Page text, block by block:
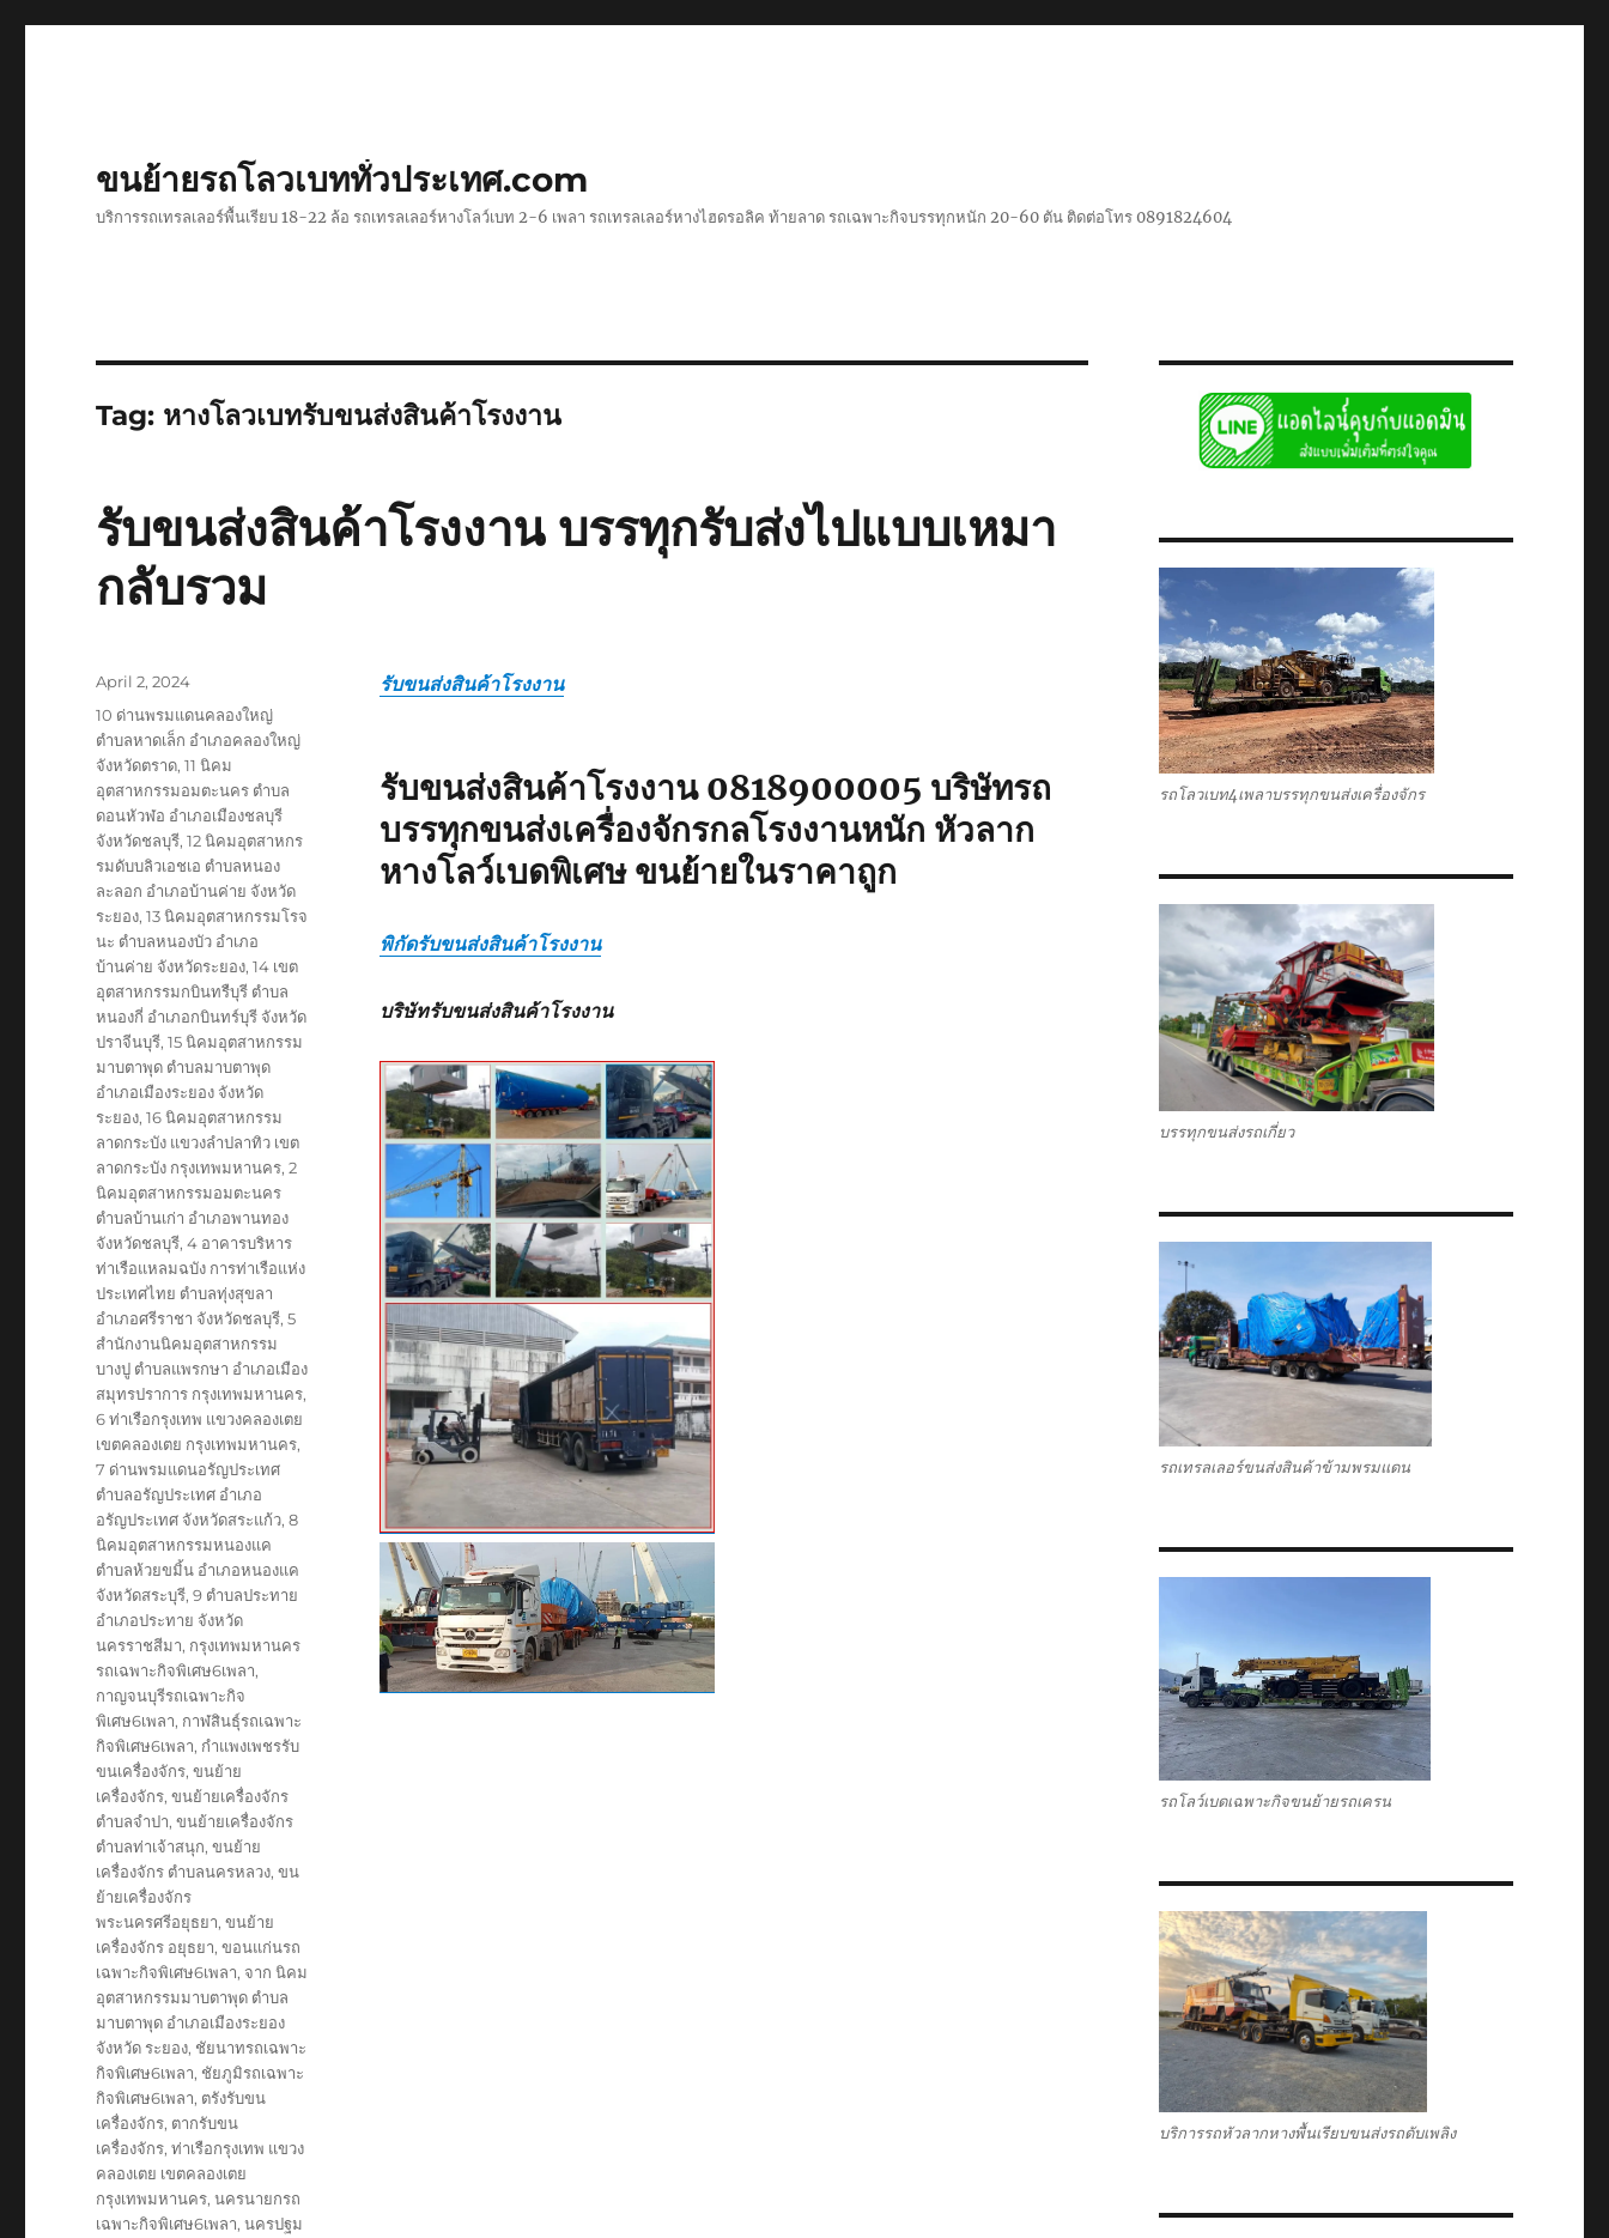
ขนย้ายรถโลวเบททั่วประเทศ.com
บริการรถเทรลเลอร์พื้นเรียบ 18-22 ล้อ รถเทรลเลอร์หางโลว์เบท 2-6 เพลา รถเทรลเลอร์หางไฮดรอลิค ท้ายลาด รถเฉพาะกิจบรรทุกหนัก 20-60 ตัน ติดต่อโทร 0891824604
Tag: หางโลวเบทรับขนส่งสินค้าโรงงาน
รับขนส่งสินค้าโรงงาน บรรทุกรับส่งไปแบบเหมา
กลับรวม
รับขนส่งสินค้าโรงงาน
รับขนส่งสินค้าโรงงาน 0818900005 บริษัทรถ
บรรทุกขนส่งเครื่องจักรกลโรงงานหนัก หัวลาก
หางโลว์เบดพิเศษ ขนย้ายในราคาถูก
พิกัดรับขนส่งสินค้าโรงงาน
บริษัทรับขนส่งสินค้าโรงงาน
Posted
April 2, 2024
Tags
10 ด่านพรมแดนคลองใหญ่
ตำบลหาดเล็ก อำเภอคลองใหญ่
จังหวัดตราด,11 นิคม
อุตสาหกรรมอมตะนคร ตำบล
ดอนหัวฬอ อำเภอเมืองชลบุรี
จังหวัดชลบุรี,12 นิคมอุตสาหกร
รมดับบลิวเอชเอ ตำบลหนอง
ละลอก อำเภอบ้านค่าย จังหวัด
ระยอง,13 นิคมอุตสาหกรรมโรจ
นะ ตำบลหนองบัว อำเภอ
บ้านค่าย จังหวัดระยอง,14 เขต
อุตสาหกรรมกบินทรืบุรี ตำบล
หนองกี่ อำเภอกบินทร์บุรี จังหวัด
ปราจีนบุรี,15 นิคมอุตสาหกรรม
มาบตาพุด ตำบลมาบตาพุด
อำเภอเมืองระยอง จังหวัด
ระยอง,16 นิคมอุตสาหกรรม
ลาดกระบัง แขวงลำปลาทิว เขต
ลาดกระบัง กรุงเทพมหานคร,2
นิคมอุตสาหกรรมอมตะนคร
ตำบลบ้านเก่า อำเภอพานทอง
จังหวัดชลบุรี,4 อาคารบริหาร
ท่าเรือแหลมฉบัง การท่าเรือแห่ง
ประเทศไทย ตำบลทุ่งสุขลา
อำเภอศรีราชา จังหวัดชลบุรี,5
สำนักงานนิคมอุตสาหกรรม
บางปู ตำบลแพรกษา อำเภอเมือง
สมุทรปราการ กรุงเทพมหานคร,
6 ท่าเรือกรุงเทพ แขวงคลองเตย
เขตคลองเตย กรุงเทพมหานคร,
7 ด่านพรมแดนอรัญประเทศ
ตำบลอรัญประเทศ อำเภอ
อรัญประเทศ จังหวัดสระแก้ว,8
นิคมอุตสาหกรรมหนองแค
ตำบลห้วยขมิ้น อำเภอหนองแค
จังหวัดสระบุรี,9 ตำบลประทาย
อำเภอประทาย จังหวัด
นครราชสีมา, กรุงเทพมหานคร
รถเฉพาะกิจพิเศษ6เพลา,
กาญจนบุรีรถเฉพาะกิจ
พิเศษ6เพลา, กาฬสินธุ์รถเฉพาะ
กิจพิเศษ6เพลา, กำแพงเพชรรับ
ขนเครื่องจักร,ขนย้าย
เครื่องจักร,ขนย้ายเครื่องจักร
ตำบลจำปา,ขนย้ายเครื่องจักร
ตำบลท่าเจ้าสนุก,ขนย้าย
เครื่องจักร ตำบลนครหลวง,ขน
ย้ายเครื่องจักร
พระนครศรีอยุธยา,ขนย้าย
เครื่องจักร อยุธยา,ขอนแก่นรถ
เฉพาะกิจพิเศษ6เพลา, จาก นิคม
อุตสาหกรรมมาบตาพุด ตำบล
มาบตาพุด อำเภอเมืองระยอง
จังหวัด ระยอง, ชัยนาทรถเฉพาะ
กิจพิเศษ6เพลา, ชัยภูมิรถเฉพาะ
กิจพิเศษ6เพลา, ตรังรับขน
เครื่องจักร, ตากรับขน
เครื่องจักร,ท่าเรือกรุงเทพ แขวง
คลองเตย เขตคลองเตย
กรุงเทพมหานคร,นครนายกรถ
เฉพาะกิจพิเศษ6เพลา,นครปฐม
รถโลวเบท4เพลาบรรทุกขนส่งเครื่องจักร
บรรทุกขนส่งรถเกี่ยว
รถเทรลเลอร์ขนส่งสินค้าข้ามพรมแดน
รถโลว์เบดเฉพาะกิจขนย้ายรถเครน
บริการรถหัวลากหางพื้นเรียบขนส่งรถดับเพลิง